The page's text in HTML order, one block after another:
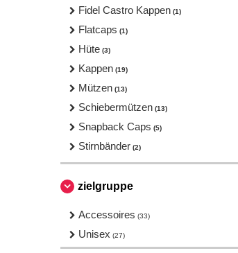
Fidel Castro Kappen (1)
Flatcaps (1)
Hüte (3)
Kappen (19)
Mützen (13)
Schiebermützen (13)
Snapback Caps (5)
Stirnbänder (2)
zielgruppe
Accessoires (33)
Unisex (27)